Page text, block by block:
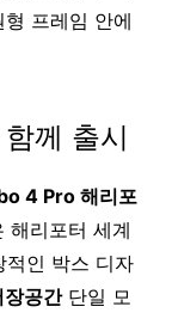
프레임 안에
께 출시
4 Pro 해리포
해리포터 세계
적인 박스 디자
공간단일 모